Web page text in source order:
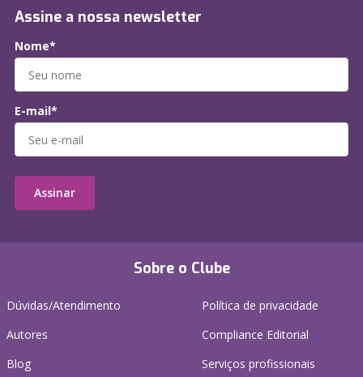
Sobre o Clube
Dúvidas/Atendimento
Autores
Blog
Política de privacidade
Compliance Editorial
Serviços profissionais
Assine a nossa newsletter
Nome*
E-mail*
Assinar